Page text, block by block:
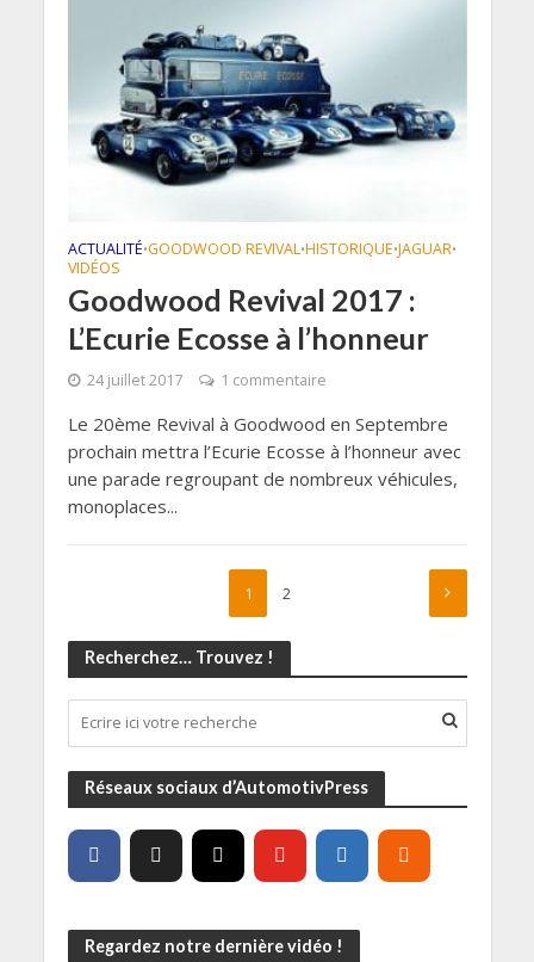
ACTUALITÉ•GOODWOOD REVIVAL•HISTORIQUE•JAGUAR•
VIDÉOS
Goodwood Revival 2017 :
L’Ecurie Ecosse à l’honneur
24 juillet 2017 1 commentaire
Le 20ème Revival à Goodwood en Septembre
prochain mettra l’Ecurie Ecosse à l’honneur avec
une parade regroupant de nombreux véhicules,
monoplaces...
1 2
Recherchez… Trouvez !
Réseaux sociaux d’AutomotivPress
Regardez notre dernière vidéo !